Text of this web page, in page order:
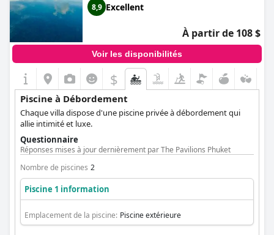
8,9 Excellent
À partir de 108 $
Voir les disponibilités
$
Piscine à Débordement
Chaque villa dispose d'une piscine privée à débordement qui
allie intimité et luxe.
Questionnaire
Réponses mises à jour dernièrement par The Pavilions Phuket
Nombre de piscines 2
Piscine 1 information
Emplacement de la piscine: Piscine extérieure